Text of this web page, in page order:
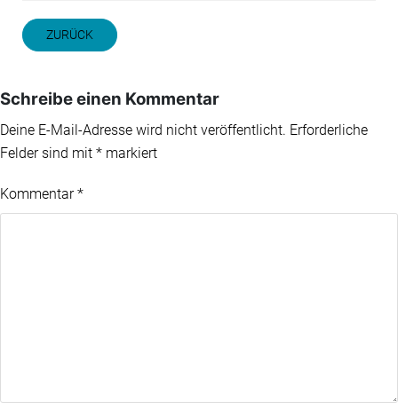
ZURÜCK
Schreibe einen Kommentar
Deine E-Mail-Adresse wird nicht veröffentlicht. Erforderliche
Felder sind mit * markiert
Kommentar*